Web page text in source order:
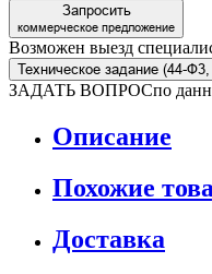
Запросить
коммерческое предложение
Возможен выезд
Техническое задание (44-
ЗАДАТЬ ВОПРОСпо
Описание
Похожие
Доставка